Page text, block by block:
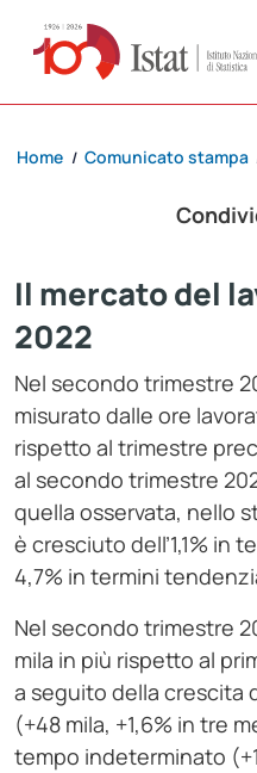
Home / Comunicato stampa
Il mercato del
2022
Nel secondo trimestre
misurato dalle ore
rispetto al trimestre
al secondo trimestre
quella osservata, nello
è cresciuto dell’1,1% in
4,7% in termini
Nel secondo trimestre
mila in più rispetto al
a seguito della crescita
(+48 mila, +1,6% in tre
tempo indeterminato